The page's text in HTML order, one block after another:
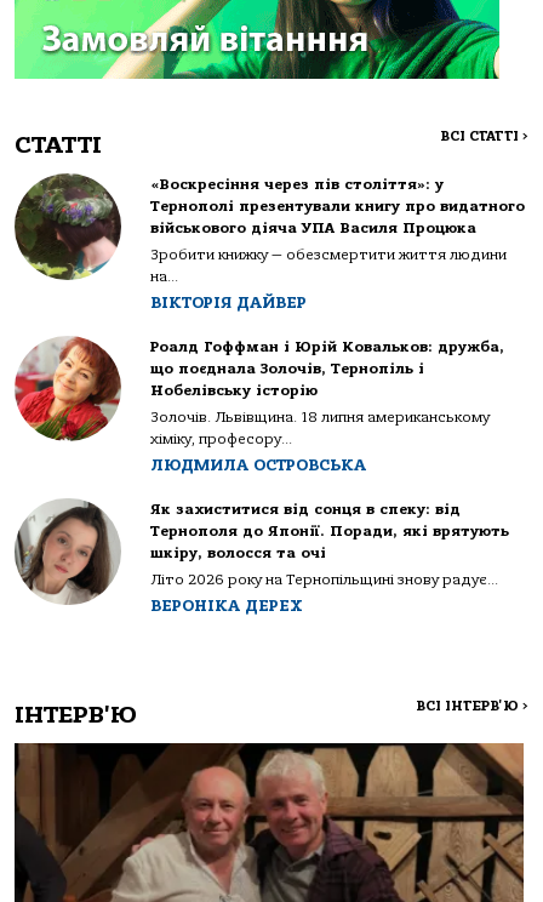
СТАТТІ ВСІ СТАТТІ >
«Воскресіння через пів століття»: у
Тернополі презентували книгу про видатного
військового діяча УПА Василя Процюка
Зробити книжку — обезсмертити життя людини
на...
ВІКТОРІЯ ДАЙВЕР
Роалд Гоффман і Юрій Ковальков: дружба,
що поєднала Золочів, Тернопіль і
Нобелівську історію
Золочів. Львівщина. 18 липня американському
хіміку, професору...
ЛЮДМИЛА ОСТРОВСЬКА
Як захиститися від сонця в спеку: від
Тернополя до Японії. Поради, які врятують
шкіру, волосся та очі
Літо 2026 року на Тернопільщині знову радує...
ВЕРОНІКА ДЕРЕХ
ІНТЕРВ'Ю ВСІ ІНТЕРВ'Ю >